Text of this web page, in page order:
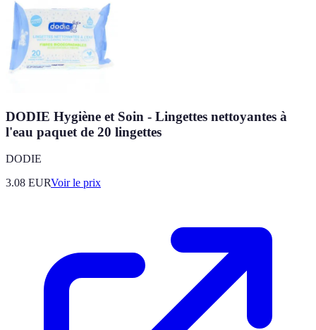
DODIE Hygiène et Soin - Lingettes nettoyantes à
l'eau paquet de 20 lingettes
DODIE
3.08 EURVoir le prix